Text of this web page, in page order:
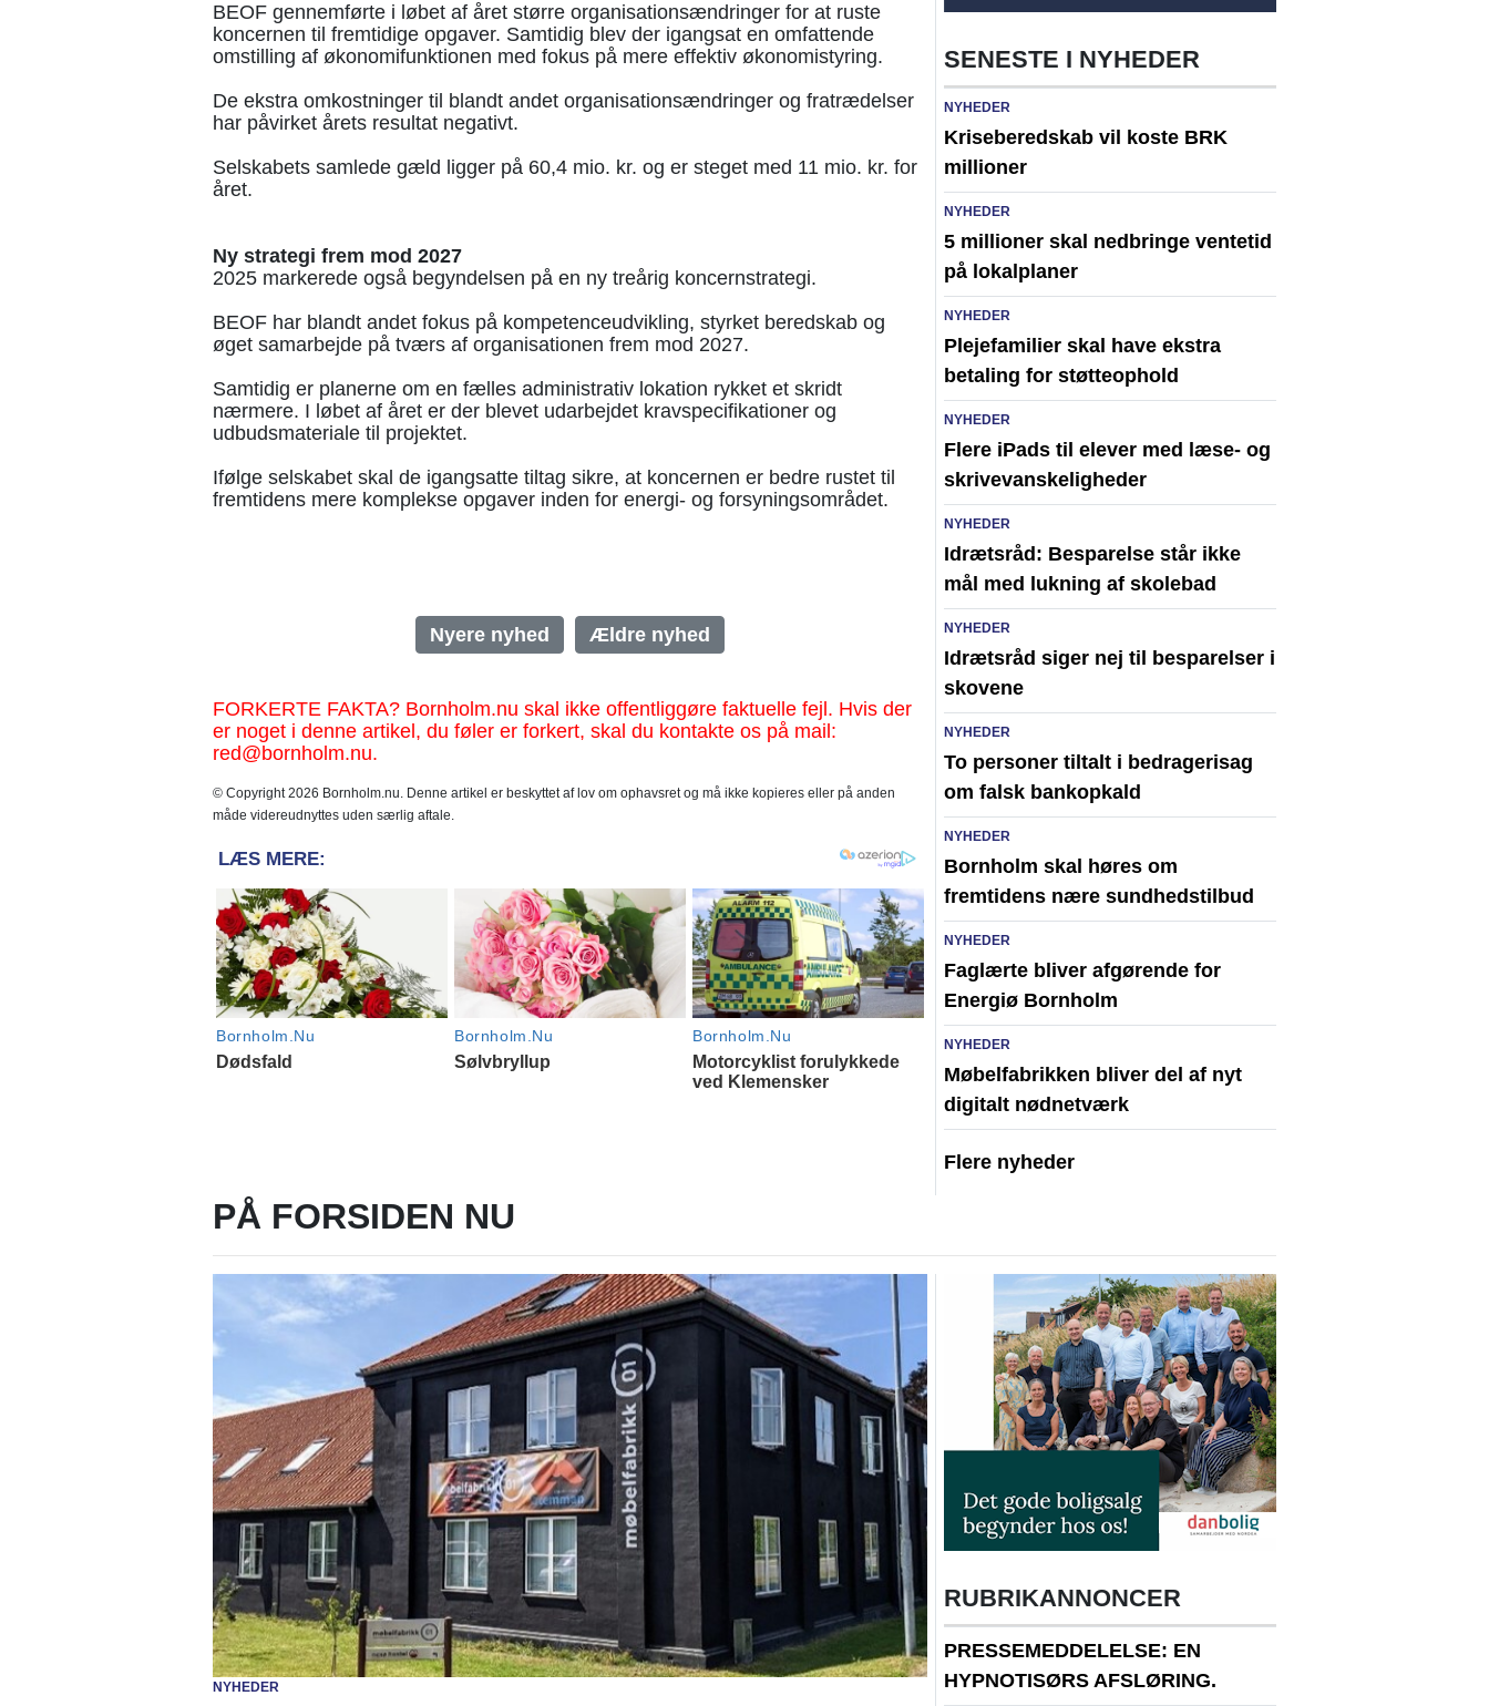
BEOF gennemførte i løbet af året større organisationsændringer for at ruste
koncernen til fremtidige opgaver. Samtidig blev der igangsat en omfattende
omstilling af økonomifunktionen med fokus på mere effektiv økonomistyring.
De ekstra omkostninger til blandt andet organisationsændringer og fratrædelser
har påvirket årets resultat negativt.
Selskabets samlede gæld ligger på 60,4 mio. kr. og er steget med 11 mio. kr. for
året.
Ny strategi frem mod 2027
2025 markerede også begyndelsen på en ny treårig koncernstrategi.
BEOF har blandt andet fokus på kompetenceudvikling, styrket beredskab og
øget samarbejde på tværs af organisationen frem mod 2027.
Samtidig er planerne om en fælles administrativ lokation rykket et skridt
nærmere. I løbet af året er der blevet udarbejdet kravspecifikationer og
udbudsmateriale til projektet.
Ifølge selskabet skal de igangsatte tiltag sikre, at koncernen er bedre rustet til
fremtidens mere komplekse opgaver inden for energi- og forsyningsområdet.
Nyere nyhed Ældre nyhed
FORKERTE FAKTA? Bornholm.nu skal ikke offentliggøre faktuelle fejl. Hvis der
er noget i denne artikel, du føler er forkert, skal du kontakte os på mail:
red@bornholm.nu.
© Copyright 2026 Bornholm.nu. Denne artikel er beskyttet af lov om ophavsret og må ikke kopieres eller på anden
måde videreudnyttes uden særlig aftale.
SENESTE I NYHEDER
NYHEDER
Kriseberedskab vil koste BRK
millioner
NYHEDER
5 millioner skal nedbringe ventetid
på lokalplaner
NYHEDER
Plejefamilier skal have ekstra
betaling for støtteophold
NYHEDER
Flere iPads til elever med læse- og
skrivevanskeligheder
NYHEDER
Idrætsråd: Besparelse står ikke
mål med lukning af skolebad
NYHEDER
Idrætsråd siger nej til besparelser i
skovene
NYHEDER
To personer tiltalt i bedragerisag
om falsk bankopkald
NYHEDER
Bornholm skal høres om
fremtidens nære sundhedstilbud
NYHEDER
Faglærte bliver afgørende for
Energiø Bornholm
NYHEDER
Møbelfabrikken bliver del af nyt
digitalt nødnetværk
Flere nyheder
PÅ FORSIDEN NU
NYHEDER
RUBRIKANNONCER
PRESSEMEDDELELSE: EN
HYPNOTISØRS AFSLØRING.